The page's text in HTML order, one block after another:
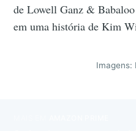
de Lowell Ganz &
em uma história de Kim
Imagens: